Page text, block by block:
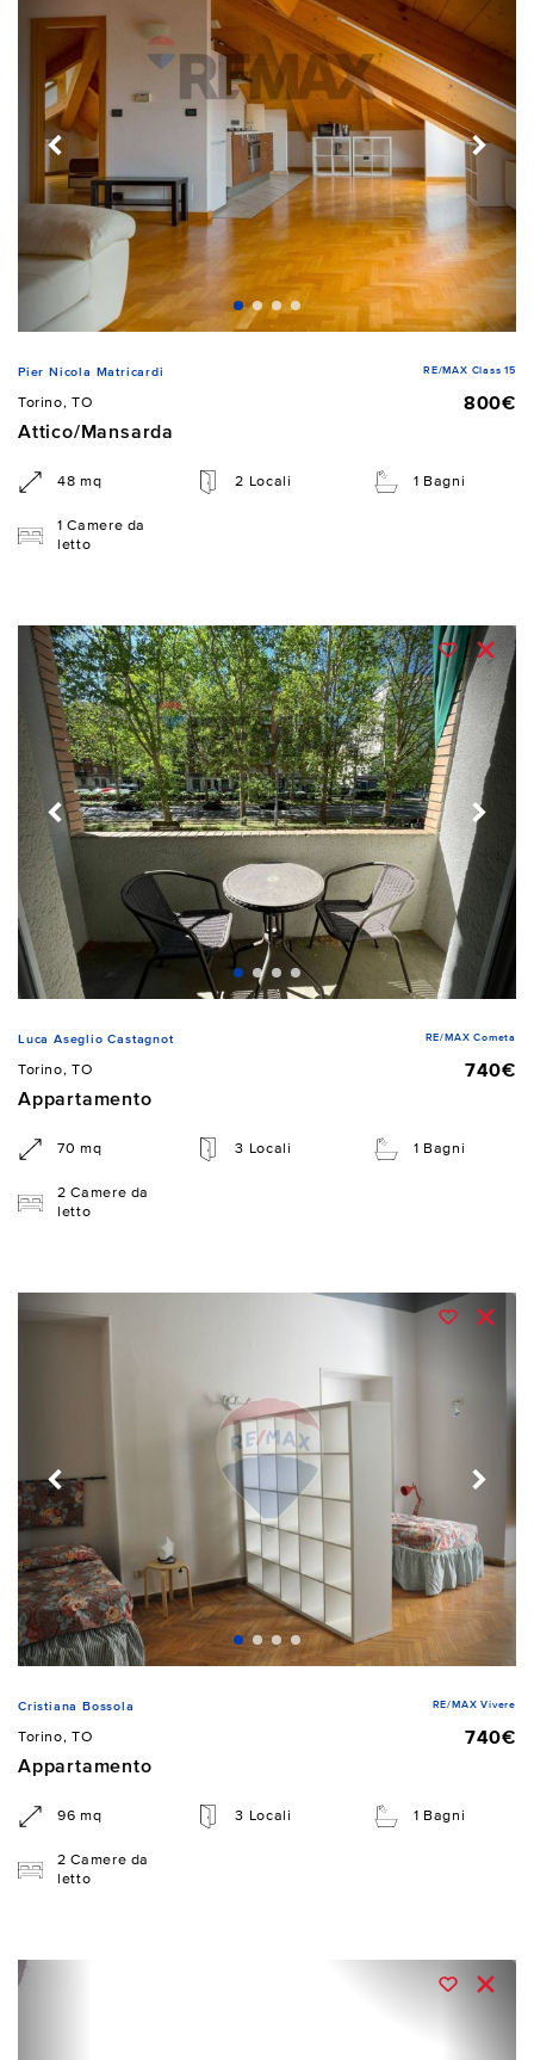
Pier Nicola Matricardi RE/MAX Class 15
Torino, TO
800€
Attico/Mansarda
48 mq 2 Locali 1 Bagni
1 Camere da
letto
Luca Aseglio Castagnot RE/MAX Cometa
Torino, TO
740€
Appartamento
70 mq 3 Locali 1 Bagni
2 Camere da
letto
Cristiana Bossola RE/MAX Vivere
Torino, TO
740€
Appartamento
96 mq 3 Locali 1 Bagni
2 Camere da
letto